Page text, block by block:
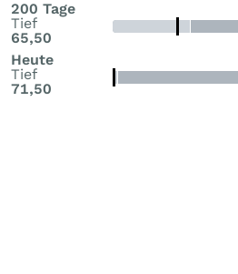
200 Tage
Tief
65,50
Heute
Tief
71,50